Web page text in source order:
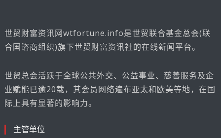
世贸财富资讯网wtfortune.info是世贸联合基金总会(联
合国谘商组织)旗下世贸财富资讯社的在线新闻平台。
世贸总会活跃于全球公共外交、公益事业、慈善服务及企
业赋能已逾20载，其会员网络遍布亚太和欧美等地，在国
际上具有显著的影响力。
主管单位